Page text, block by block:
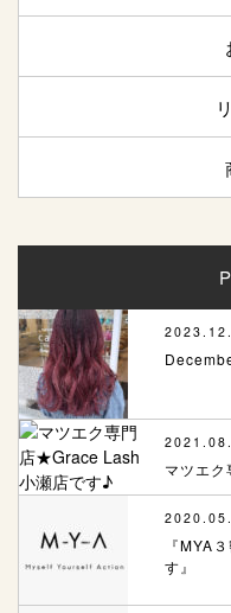
マツエ
『MYA
す』